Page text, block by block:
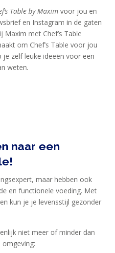
Table by Maxim voor jou en
en Instagram in de gaten
met Chef’s Table
om Chef’s Table voor jou
je zelf leuke ideeën voor een
weten.
naar een
maar hebben ook
en functionele voeding. Met
kun je je levensstijl gezonder
niet meer of minder dan